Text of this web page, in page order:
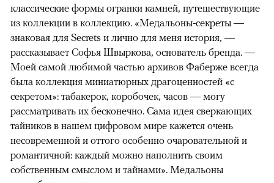
классические формы огранки камней, путешествующие
из коллекции в коллекцию. «Медальоны-секреты —
знаковая для Secrets и лично для меня история, —
рассказывает Софья Швыркова, основатель бренда. —
Моей самой любимой частью архивов Фаберже всегда
была коллекция миниатюрных драгоценностей «с
секретом»: табакерок, коробочек, часов — могу
рассматривать их бесконечно. Сама идея сверкающих
тайников в нашем цифровом мире кажется очень
несовременной и оттого особенно очаровательной и
романтичной: каждый можно наполнить своим
собственным смыслом и тайнами». Медальоны